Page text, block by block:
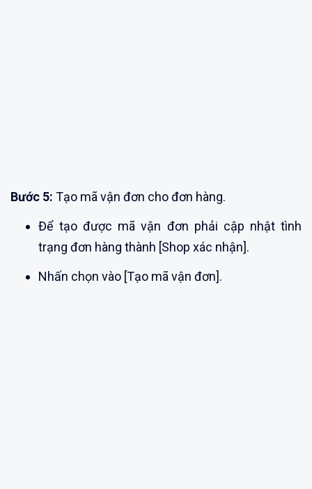
Bước 5: Tạo mã vận đơn cho đơn hàng.
Để tạo được mã vận đơn phải cập nhật tình
trạng đơn hàng thành [Shop xác nhận].
Nhấn chọn vào [Tạo mã vận đơn].